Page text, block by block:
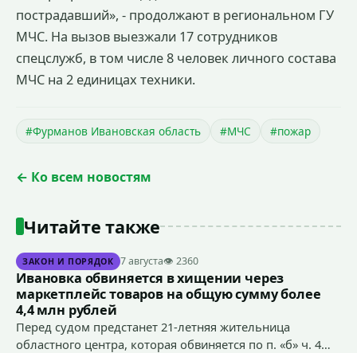
пострадавший», - продолжают в региональном ГУ
МЧС. На вызов выезжали 17 сотрудников
спецслужб, в том числе 8 человек личного состава
МЧС на 2 единицах техники.
#Фурманов Ивановская область #МЧС #пожар
← Ко всем новостям
Читайте также
ЗАКОН И ПОРЯДОК 7 августа👁 2360
Ивановка обвиняется в хищении через
маркетплейс товаров на общую сумму более
4,4 млн рублей
Перед судом предстанет 21-летняя жительница
областного центра, которая обвиняется по п. «б» ч. 4